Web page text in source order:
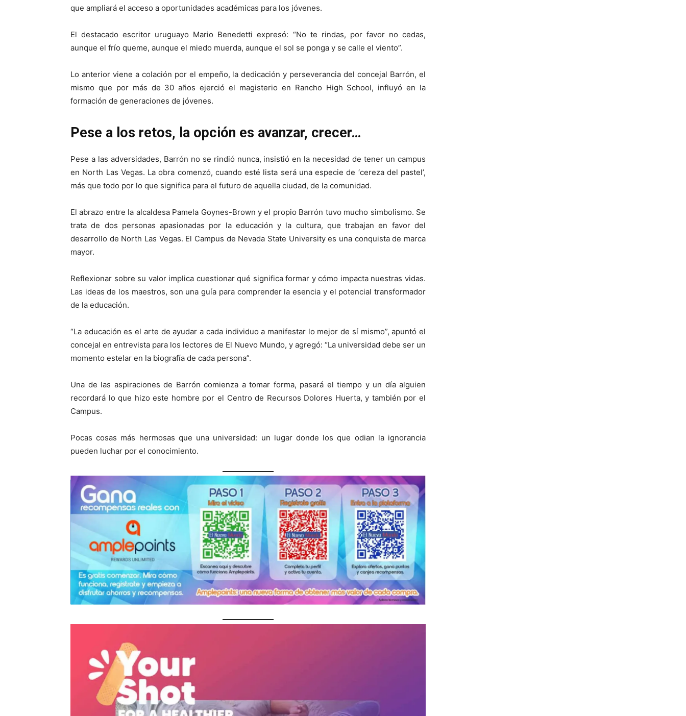
que ampliará el acceso a oportunidades académicas para los jóvenes.
El destacado escritor uruguayo Mario Benedetti expresó: “No te rindas, por favor no cedas,
aunque el frío queme, aunque el miedo muerda, aunque el sol se ponga y se calle el viento”.
Lo anterior viene a colación por el empeño, la dedicación y perseverancia del concejal Barrón, el
mismo que por más de 30 años ejerció el magisterio en Rancho High School, influyó en la
formación de generaciones de jóvenes.
Pese a los retos, la opción es avanzar, crecer…
Pese a las adversidades, Barrón no se rindió nunca, insistió en la necesidad de tener un campus
en North Las Vegas. La obra comenzó, cuando esté lista será una especie de ‘cereza del pastel’,
más que todo por lo que significa para el futuro de aquella ciudad, de la comunidad.
El abrazo entre la alcaldesa Pamela Goynes-Brown y el propio Barrón tuvo mucho simbolismo. Se
trata de dos personas apasionadas por la educación y la cultura, que trabajan en favor del
desarrollo de North Las Vegas. El Campus de Nevada State University es una conquista de marca
mayor.
Reflexionar sobre su valor implica cuestionar qué significa formar y cómo impacta nuestras vidas.
Las ideas de los maestros, son una guía para comprender la esencia y el potencial transformador
de la educación.
“La educación es el arte de ayudar a cada individuo a manifestar lo mejor de sí mismo”, apuntó el
concejal en entrevista para los lectores de El Nuevo Mundo, y agregó: “La universidad debe ser un
momento estelar en la biografía de cada persona”.
Una de las aspiraciones de Barrón comienza a tomar forma, pasará el tiempo y un día alguien
recordará lo que hizo este hombre por el Centro de Recursos Dolores Huerta, y también por el
Campus.
Pocas cosas más hermosas que una universidad: un lugar donde los que odian la ignorancia
pueden luchar por el conocimiento.